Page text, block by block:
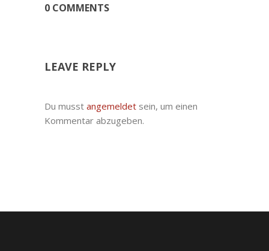
0 COMMENTS
LEAVE REPLY
Du musst angemeldet sein, um einen
Kommentar abzugeben.